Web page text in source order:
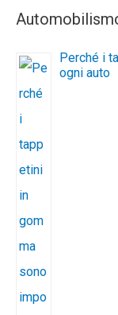
Perché i
ogni auto